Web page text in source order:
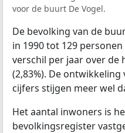
voor de buurt De Vogel.
De bevolking van de
in 1990 tot 129
verschil per jaar over de
(2,83%). De
cijfers stijgen meer wel
Het aantal inwoners is
bevolkingsregister